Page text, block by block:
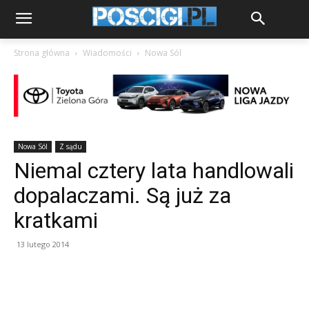
Strona główna Wiadomości Nowa Sól
Nowa Sól Z sądu
Niemal cztery lata handlowali
dopalaczami. Są już za
kratkami
13 lutego 2014